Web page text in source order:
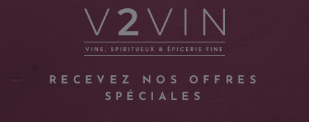
RECEVEZ NOS OFFRES
SPÉCIALES